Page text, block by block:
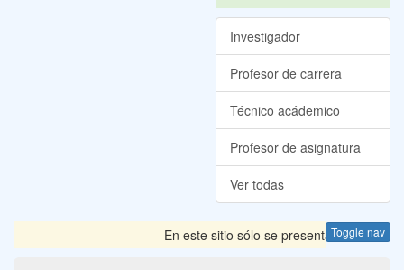
Investigador
Profesor de carrera
Técnico acádemico
Profesor de asignatura
Ver todas
Toggle nav
En este sitio sólo se presentan las